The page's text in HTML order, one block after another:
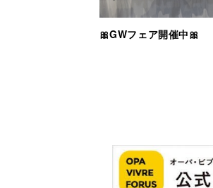
🎀GWフェア開催中🎀